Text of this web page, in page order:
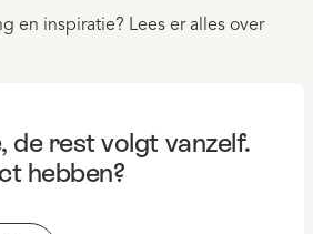
en inspiratie? Lees er alles over
de rest volgt vanzelf.
hebben?